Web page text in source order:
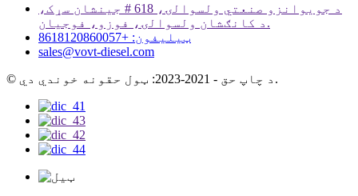
د جویوانزو صنعتي ولسوالۍ، 618 # جینشان سړک،
د کانګشان ولسوالۍ، فوزو، فوجیان.
ټیلیفون: +8618120860057
sales@vovt-diesel.com
© د چاپ حق - 2021-2023: ټول حقونه خوندي دي.